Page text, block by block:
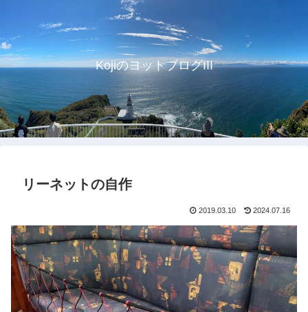
KojiのヨットブログIII
リーネットの自作
2019.03.10 2024.07.16